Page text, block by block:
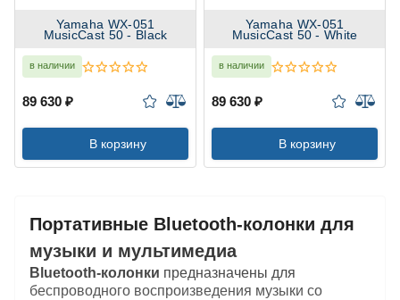
Yamaha WX-051
MusicCast 50 - Black
в наличии
89 630 ₽
В корзину
Yamaha WX-051
MusicCast 50 - White
в наличии
89 630 ₽
В корзину
Портативные Bluetooth-колонки для
музыки и мультимедиа
Bluetooth-колонки предназначены для
беспроводного воспроизведения музыки со